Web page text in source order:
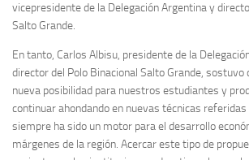
vicepresidente de la Delegación Argentina y
Salto Grande.
En tanto, Carlos Albisu, presidente de la
director del Polo Binacional Salto Grande, sostuvo
nueva posibilidad para nuestros estudiantes y
continuar ahondando en nuevas técnicas
siempre ha sido un motor para el desarrollo
márgenes de la región. Acercar este tipo de